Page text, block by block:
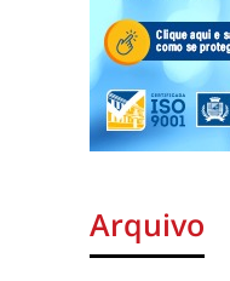
Arquivo